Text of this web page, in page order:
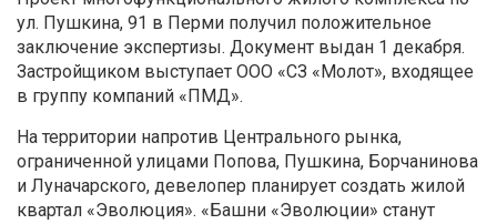
ул. Пушкина, 91 в Перми получил положительное
заключение экспертизы. Документ выдан 1 декабря.
Застройщиком выступает ООО «СЗ «Молот», входящее
в группу компаний «ПМД».
На территории напротив Центрального рынка,
ограниченной улицами Попова, Пушкина, Борчанинова
и Луначарского, девелопер планирует создать жилой
квартал «Эволюция». «Башни «Эволюции» станут